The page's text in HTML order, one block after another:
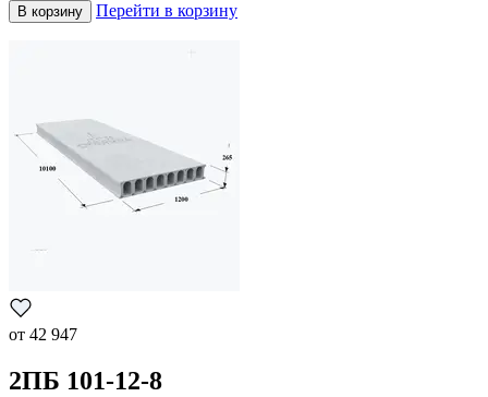
В корзину Перейти в корзину
от 42 947
2ПБ 101-12-8